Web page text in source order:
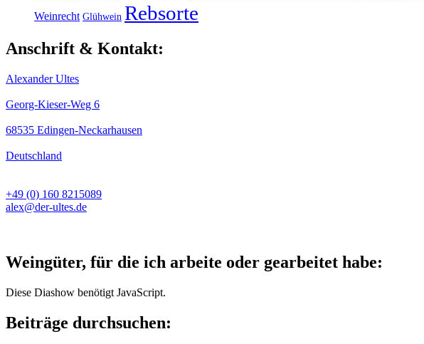
Weinrecht Glühwein Rebsorte
Anschrift & Kontakt:
Alexander Ultes
Georg-Kieser-Weg 6
68535 Edingen-Neckarhausen
Deutschland
+49 (0) 160 8215089
alex@der-ultes.de
Weingüter, für die ich arbeite oder gearbeitet habe:
Diese Diashow benötigt JavaScript.
Beiträge durchsuchen: